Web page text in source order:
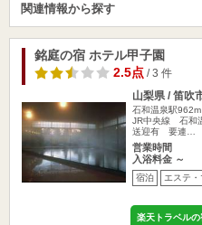
関連情報から探す
銘庭の宿 ホテル甲子園
2.5点/ 3 件
山梨県 / 笛吹
石和温泉駅962m
JR中央線 石和
送迎有 要連…
営業時間
入浴料金 ～
宿泊 エステ
楽天トラベル